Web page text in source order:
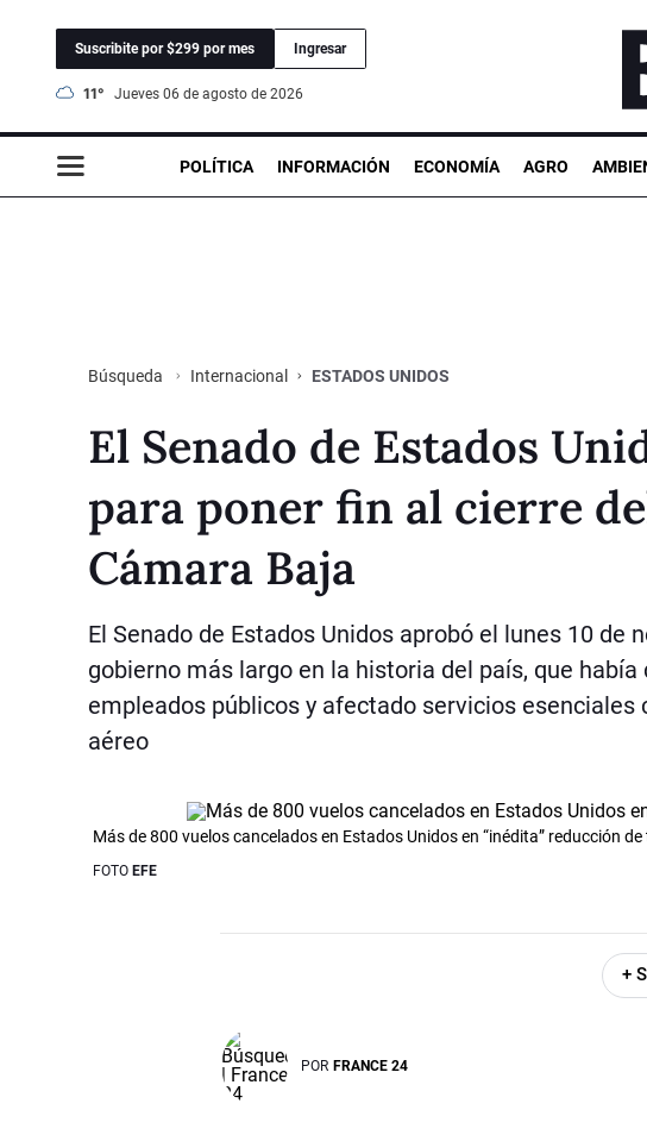
Suscribite por $299 por mes Ingresar
11° jueves 06 de agosto de 2026
POLÍTICA INFORMACIÓN ECONOMÍA AGRO
Búsqueda Internacional ESTADOS UNIDOS
El Senado de Estados
para poner fin al cierre
Cámara Baja
El Senado de Estados Unidos aprobó el lunes 10
gobierno más largo en la historia del país, que
empleados públicos y afectado servicios
aéreo
Más de 800 vuelos cancelados en Estados Unidos en “inédita” reducción
FOTO EFE
+
POR FRANCE 24